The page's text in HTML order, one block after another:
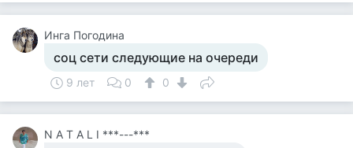
Инга Погодина
соц сети следующие на очереди
9 лет 0 0
N A T A L I ***---***